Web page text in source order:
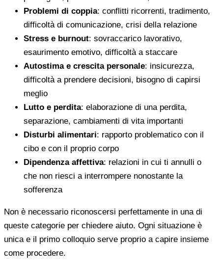
Problemi di coppia: conflitti ricorrenti, tradimento,
difficoltà di comunicazione, crisi della relazione
Stress e burnout: sovraccarico lavorativo,
esaurimento emotivo, difficoltà a staccare
Autostima e crescita personale: insicurezza,
difficoltà a prendere decisioni, bisogno di capirsi
meglio
Lutto e perdita: elaborazione di una perdita,
separazione, cambiamenti di vita importanti
Disturbi alimentari: rapporto problematico con il
cibo e con il proprio corpo
Dipendenza affettiva: relazioni in cui ti annulli o
che non riesci a interrompere nonostante la
sofferenza
Non è necessario riconoscersi perfettamente in una di
queste categorie per chiedere aiuto. Ogni situazione è
unica e il primo colloquio serve proprio a capire insieme
come procedere.